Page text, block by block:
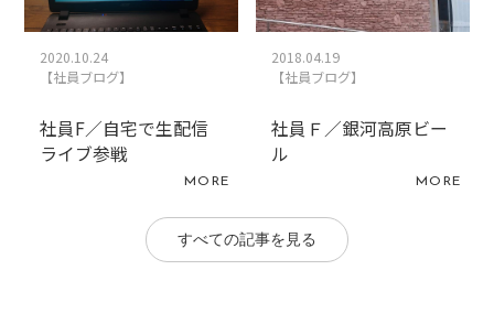
2020.10.24
【社員ブログ】
社員F／自宅で生配信
ライブ参戦
MORE
2018.04.19
【社員ブログ】
社員Ｆ／銀河高原ビー
ル
MORE
すべての記事を見る